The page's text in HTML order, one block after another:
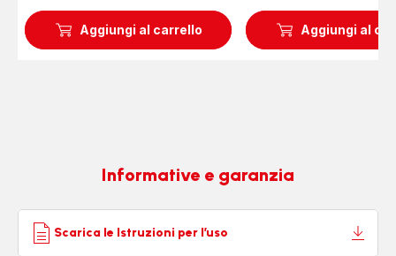
Aggiungi al carrello Aggiungi al
Informative e garanzia
Scarica le Istruzioni per l’uso